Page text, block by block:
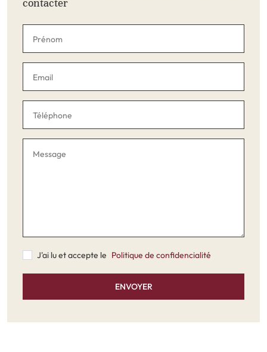
contacter
J'ai lu et accepte le Politique de confidencialité
ENVOYER